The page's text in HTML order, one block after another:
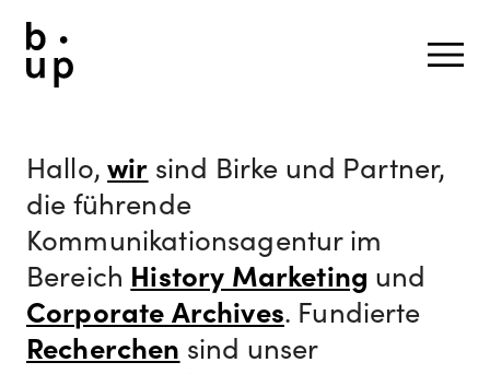
Hallo,wir sind Birke und Partner,
die führende
Kommunikationsagentur im
Bereich History Marketing und
Corporate Archives. Fundierte
Recherchen sind unser